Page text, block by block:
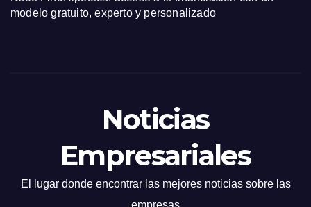
modelo gratuito, experto y personalizado
Noticias
Empresariales
El lugar donde encontrar las mejores noticias sobre las